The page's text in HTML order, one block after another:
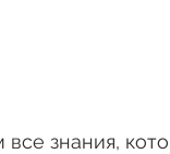
знания,